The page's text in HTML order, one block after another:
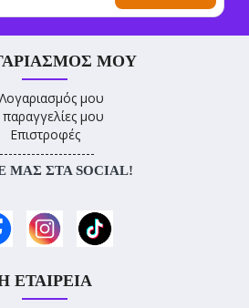
ΜΟΥ
μου
μου
Επιστροφές
ΜΑΣ ΣΤΑ SOCIAL!
ΕΤΑΙΡΕΊΑ